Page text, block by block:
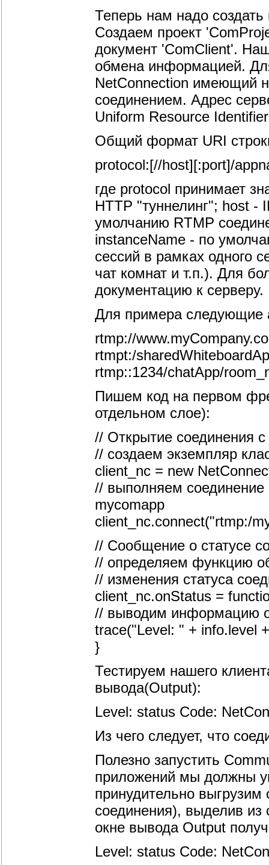
Теперь нам надо
Создаем проект
документ 'ComClient'.
обмена информацией.
NetConnection имеющий
соединением. Адрес
Uniform Resource
Общий формат URI
protocol:[//host][:port]/
где protocol принимает
HTTP "туннелинг"; host -
умолчанию RTMP
instanceName - по
сессий в рамках одного
чат комнат и т.п.). Для
документацию к серверу.
Для примера следующие
rtmp://
rtmpt:/
rtmp::1234/chatApp/
Пишем код на первом
отдельном слое):
// Открытие соединения
// создаем экземпляр
client_nc = new
// выполняем
mycomapp
client_nc.connect("rtmp:/
// Сообщение о статусе
// определяем функцию
// изменения статуса
client_nc.onStatus =
// выводим информацию о
trace("Level: " + info.level
}
Тестируем нашего
вывода(Output):
Level: status Code:
Из чего следует, что
Полезно запустить
приложений мы должны
принудительно
соединения), выделив из
окне вывода Output
Level: status Code: